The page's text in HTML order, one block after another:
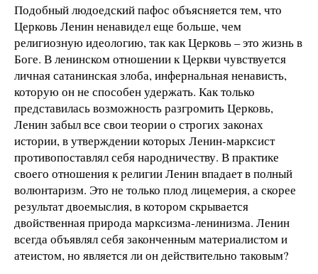
Подобный людоедский пафос объясняется тем, что
Церковь Ленин ненавидел еще больше, чем
религиозную идеологию, так как Церковь – это жизнь в
Боге. В ленинском отношении к Церкви чувствуется
личная сатанинская злоба, инфернальная ненависть,
которую он не способен удержать. Как только
представилась возможность разгромить Церковь,
Ленин забыл все свои теории о строгих законах
истории, в утверждении которых Ленин-марксист
противопоставлял себя народничеству. В практике
своего отношения к религии Ленин впадает в полный
волюнтаризм. Это не только плод лицемерия, а скорее
результат двоемыслия, в котором скрывается
двойственная природа марксизма-ленинизма. Ленин
всегда объявлял себя законченным материалистом и
атеистом, но является ли он действительно таковым?